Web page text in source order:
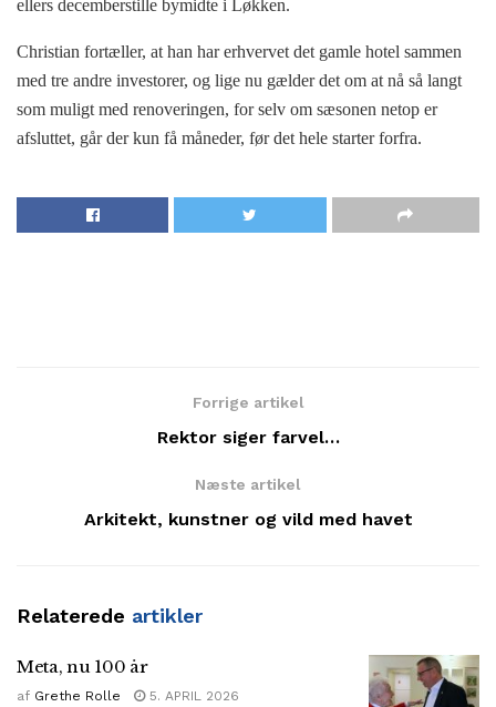
ellers decemberstille bymidte i Løkken.
Christian fortæller, at han har erhvervet det gamle hotel sammen
med tre andre investorer, og lige nu gælder det om at nå så langt
som muligt med renoveringen, for selv om sæsonen netop er
afsluttet, går der kun få måneder, før det hele starter forfra.
Forrige artikel
Rektor siger farvel…
Næste artikel
Arkitekt, kunstner og vild med havet
Relaterede artikler
Meta, nu 100 år
af Grethe Rolle 5. APRIL 2026